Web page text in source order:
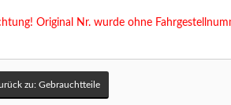
Original Nr. wurde ohne
zu: Gebrauchtteile